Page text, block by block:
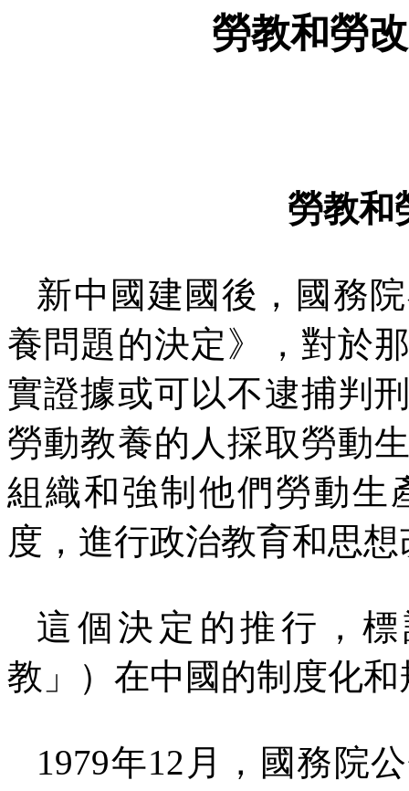
勞教和勞
勞教和
新中國建國後，國務
養問題的決定》，對於
實證據或可以不逮捕判
勞動教養的人採取勞動
組織和強制他們勞動生
度，進行政治教育和思
這個決定的推行，
教」）在中國的制度化
1979年12 月，國務院